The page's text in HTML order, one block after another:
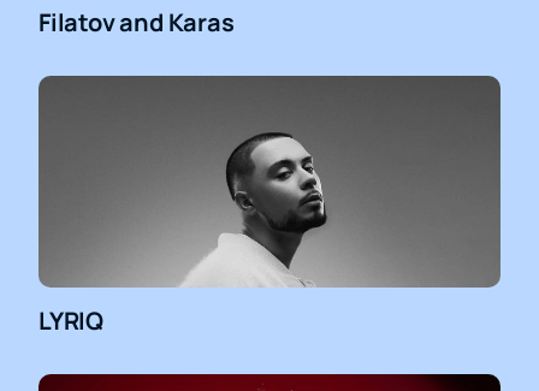
Filatov and Karas
LYRIQ